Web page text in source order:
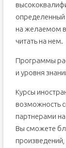
определенный
на желаемом
читать на нем.
Программы
и уровня
Курсы
возможность
партнерами
Вы сможете